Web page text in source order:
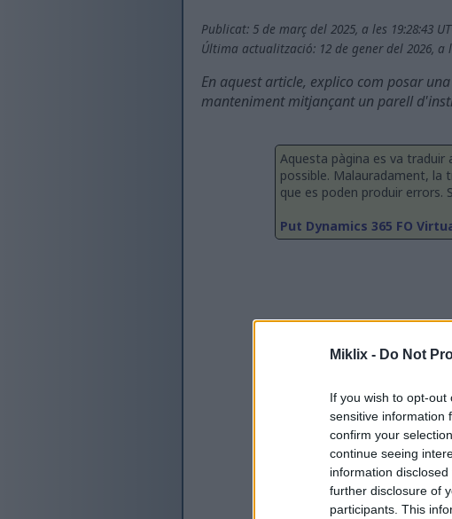
Miklix - Do Not
If you wish to opt-
sensitive information
confirm your
continue seeing
information
further disclosure of
participants. This
Publicat: 5 de març del 2025, a les 19:28:43
Última actualització: 12 de gener del 2026, a
En aquest article, explico com posar
manteniment mitjançant un parell
Aquesta pàgina es va
possible. Malauradament, la
que es poden produir errors.
Put Dynamics 365 FO